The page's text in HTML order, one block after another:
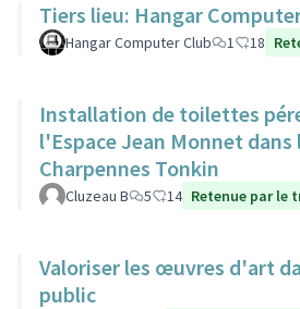
Tiers lieu: Hangar
Hangar Computer Club 1 18
Installation de toilettes
l'Espace Jean Monnet
Charpennes Tonkin
Cluzeau B 5 14 Retenue par le
Valoriser les œuvres d'art
public